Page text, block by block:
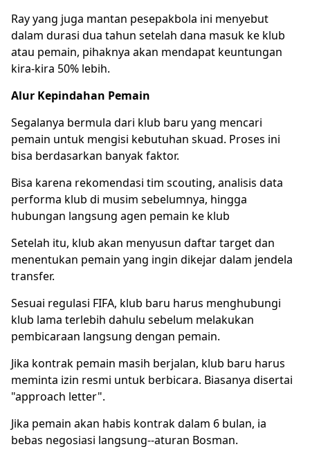
Ray yang juga mantan pesepakbola ini menyebut
dalam durasi dua tahun setelah dana masuk ke klub
atau pemain, pihaknya akan mendapat keuntungan
kira-kira 50% lebih.
Alur Kepindahan Pemain
Segalanya bermula dari klub baru yang mencari
pemain untuk mengisi kebutuhan skuad. Proses ini
bisa berdasarkan banyak faktor.
Bisa karena rekomendasi tim scouting, analisis data
performa klub di musim sebelumnya, hingga
hubungan langsung agen pemain ke klub
Setelah itu, klub akan menyusun daftar target dan
menentukan pemain yang ingin dikejar dalam jendela
transfer.
Sesuai regulasi FIFA, klub baru harus menghubungi
klub lama terlebih dahulu sebelum melakukan
pembicaraan langsung dengan pemain.
Jika kontrak pemain masih berjalan, klub baru harus
meminta izin resmi untuk berbicara. Biasanya disertai
"approach letter".
Jika pemain akan habis kontrak dalam 6 bulan, ia
bebas negosiasi langsung--aturan Bosman.